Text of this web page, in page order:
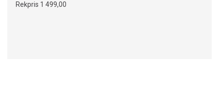
Rekpris 1 499,00